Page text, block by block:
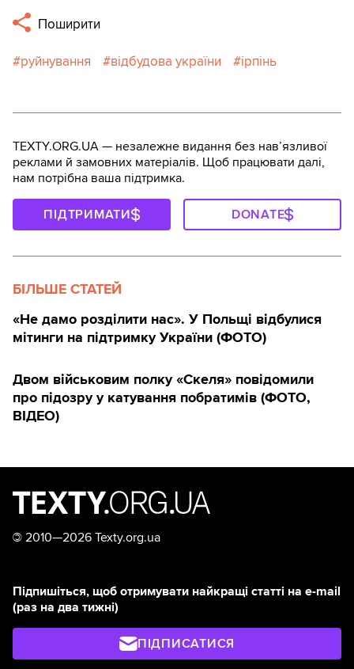
Поширити
руйнування відбудова україни ірпінь
TEXTY.ORG.UA — незалежне видання без навʼязливої
реклами й замовних матеріалів. Щоб працювати далі,
нам потрібна ваша підтримка.
ПІДТРИМАТИ DONATE
БІЛЬШЕ СТАТЕЙ
«Не дамо розділити нас». У Польщі відбулися
мітинги на підтримку України (ФОТО)
Двом військовим полку «Скеля» повідомили
про підозру у катування побратимів (ФОТО,
ВІДЕО)
© 2010—2026 Texty.org.ua
Підпишіться, щоб отримувати найкращі статті на e-mail
(раз на два тижні)
ПІДПИСАТИСЯ